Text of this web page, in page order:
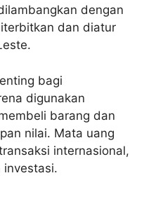
dengan
dan diatur
bagi
digunakan
barang dan
nilai. Mata uang
internasional,
investasi.